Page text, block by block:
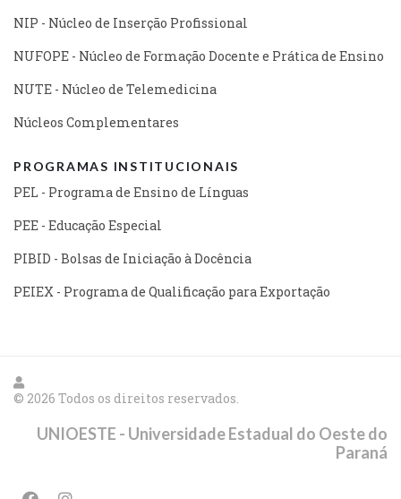
NIP - Núcleo de Inserção Profissional
NUFOPE - Núcleo de Formação Docente e Prática de Ensino
NUTE - Núcleo de Telemedicina
Núcleos Complementares
PROGRAMAS INSTITUCIONAIS
PEL - Programa de Ensino de Línguas
PEE - Educação Especial
PIBID - Bolsas de Iniciação à Docência
PEIEX - Programa de Qualificação para Exportação
© 2026 Todos os direitos reservados.
UNIOESTE - Universidade Estadual do Oeste do
Paraná